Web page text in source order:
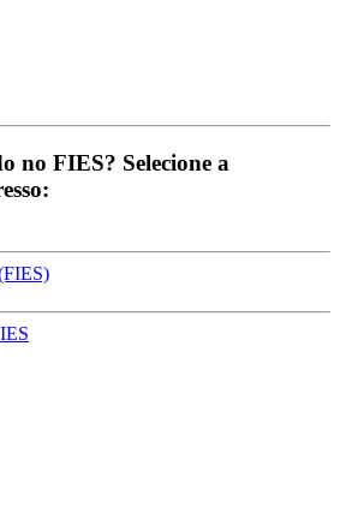
no FIES? Selecione a